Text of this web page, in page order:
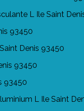
L Ile Saint
93450
Denis 93450
93450
93450
L Ile Saint